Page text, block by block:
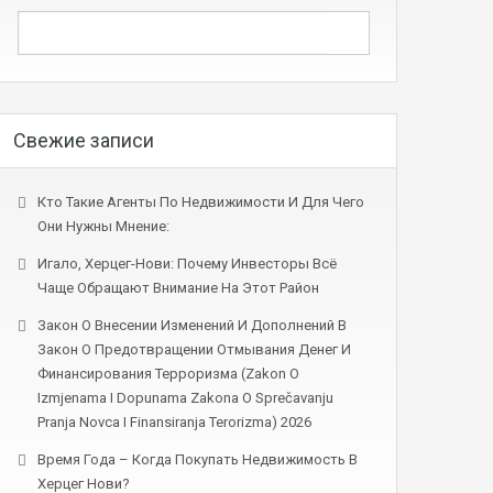
Свежие записи
Кто Такие Агенты По Недвижимости И Для Чего
Они Нужны Мнение:
Игало, Херцег-Нови: Почему Инвесторы Всё
Чаще Обращают Внимание На Этот Район
Закон О Внесении Изменений И Дополнений В
Закон О Предотвращении Отмывания Денег И
Финансирования Терроризма (Zakon O
Izmjenama I Dopunama Zakona O Sprečavanju
Pranja Novca I Finansiranja Terorizma) 2026
Время Года – Когда Покупать Недвижимость В
Херцег Нови?